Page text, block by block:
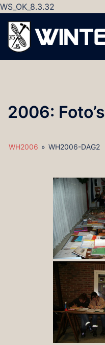
WS_OK_8.3.32
Ga
naar
de
inhoud
2006: Foto’s
WH2006 » WH2006-DAG2